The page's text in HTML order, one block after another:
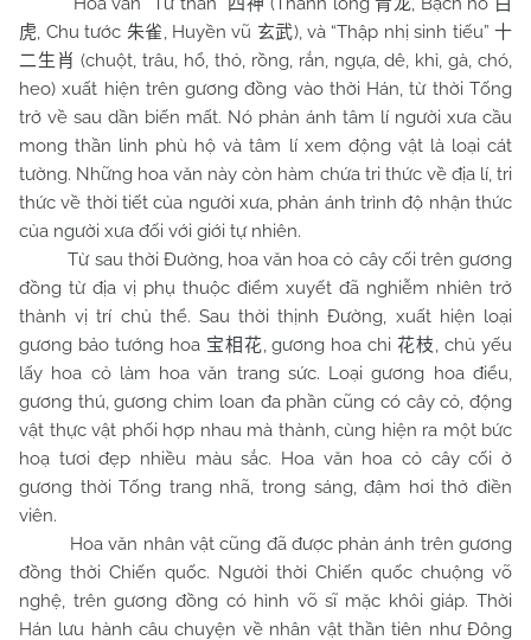
虎, Chu tước 朱雀, Huyền vũ 玄武), và “Thập nhị sinh tiếu”十
二生肖 (chuột, trâu, hổ, thỏ, rồng, rắn, ngựa, dê, khỉ, gà, chó,
heo) xuất hiện trên gương đồng vào thời Hán, từ thời Tống
trở về sau dần biến mất. Nó phản ánh tâm lí người xưa cầu
mong thần linh phù hộ và tâm lí xem động vật là loại cát
tường. Những hoa văn này còn hàm chứa tri thức về địa lí, tri
thức về thời tiết của người xưa, phản ánh trình độ nhận thức
của người xưa đối với giới tự nhiên.
Từ sau thời Đường, hoa văn hoa cỏ cây cối trên gương
đồng từ địa vị phụ thuộc điểm xuyết đã nghiễm nhiên trở
thành vị trí chủ thể. Sau thời thịnh Đường, xuất hiện loại
gương bảo tướng hoa 宝相花, gương hoa chi 花枝, chủ yếu
lấy hoa cỏ làm hoa văn trang sức. Loại gương hoa điểu,
gương thú, gương chim loan đa phần cũng có cây cỏ, động
vật thực vật phối hợp nhau mà thành, cùng hiện ra một bức
hoạ tươi đẹp nhiều màu sắc. Hoa văn hoa cỏ cây cối ở
gương thời Tống trang nhã, trong sáng, đậm hơi thở điền
viên.
Hoa văn nhân vật cũng đã được phản ánh trên gương
đồng thời Chiến quốc. Người thời Chiến quốc chuộng võ
nghệ, trên gương đồng có hình võ sĩ mặc khôi giáp. Thời
Hán lưu hành câu chuyện về nhân vật thần tiên như Đông